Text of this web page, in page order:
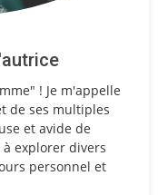
! Je m'appelle
de ses multiples
et avide de
explorer divers
personnel et